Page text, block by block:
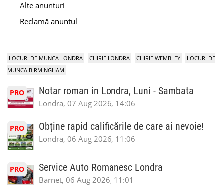
Alte anunturi
Reclamă anuntul
LOCURI DE MUNCA LONDRA CHIRIE LONDRA CHIRIE WEMBLEY
LOCURI DE
MUNCA BIRMINGHAM
PRO Notar roman in Londra, Luni - Sambata
Londra, 07 Aug 2026, 14:06
PRO Obține rapid calificările de care ai nevoie!
Londra, 06 Aug 2026, 11:06
PRO Service Auto Romanesc Londra
Barnet, 06 Aug 2026, 11:01